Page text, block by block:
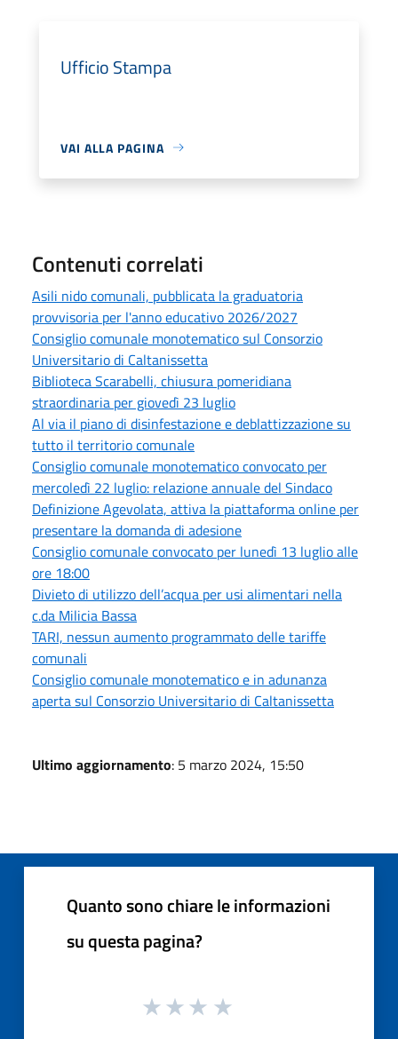
Ufficio Stampa
VAI ALLA PAGINA
Contenuti correlati
Asili nido comunali, pubblicata la graduatoria
provvisoria per l'anno educativo 2026/2027
Consiglio comunale monotematico sul Consorzio
Universitario di Caltanissetta
Biblioteca Scarabelli, chiusura pomeridiana
straordinaria per giovedì 23 luglio
Al via il piano di disinfestazione e deblattizzazione su
tutto il territorio comunale
Consiglio comunale monotematico convocato per
mercoledì 22 luglio: relazione annuale del Sindaco
Definizione Agevolata, attiva la piattaforma online per
presentare la domanda di adesione
Consiglio comunale convocato per lunedì 13 luglio alle
ore 18:00
Divieto di utilizzo dell’acqua per usi alimentari nella
c.da Milicia Bassa
TARI, nessun aumento programmato delle tariffe
comunali
Consiglio comunale monotematico e in adunanza
aperta sul Consorzio Universitario di Caltanissetta
Ultimo aggiornamento: 5 marzo 2024, 15:50
Quanto sono chiare le informazioni
su questa pagina?